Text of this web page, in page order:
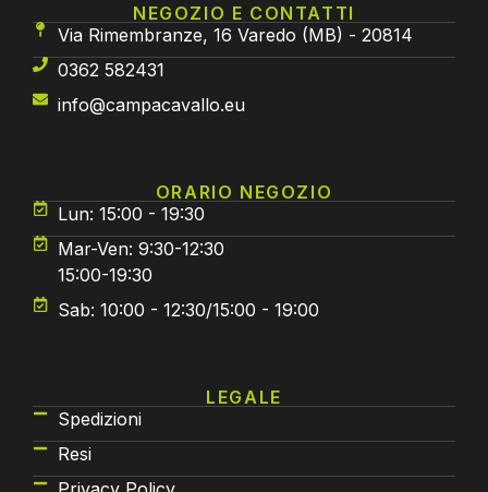
NEGOZIO E CONTATTI
Via Rimembranze, 16 Varedo (MB) - 20814
0362 582431
info@campacavallo.eu
ORARIO NEGOZIO
Lun: 15:00 - 19:30
Mar-Ven: 9:30-12:30
15:00-19:30
Sab: 10:00 - 12:30/15:00 - 19:00
LEGALE
Spedizioni
Resi